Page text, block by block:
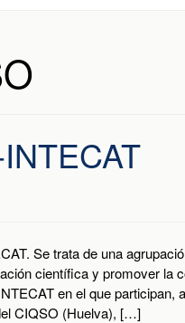
Se trata de una
científica y promover la
en el que participan,
CIQSO (Huelva), […]